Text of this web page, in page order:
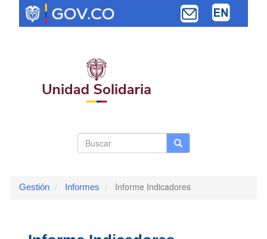
contenido
Buscar Buscar
Gestión Informes Informe Indicadores